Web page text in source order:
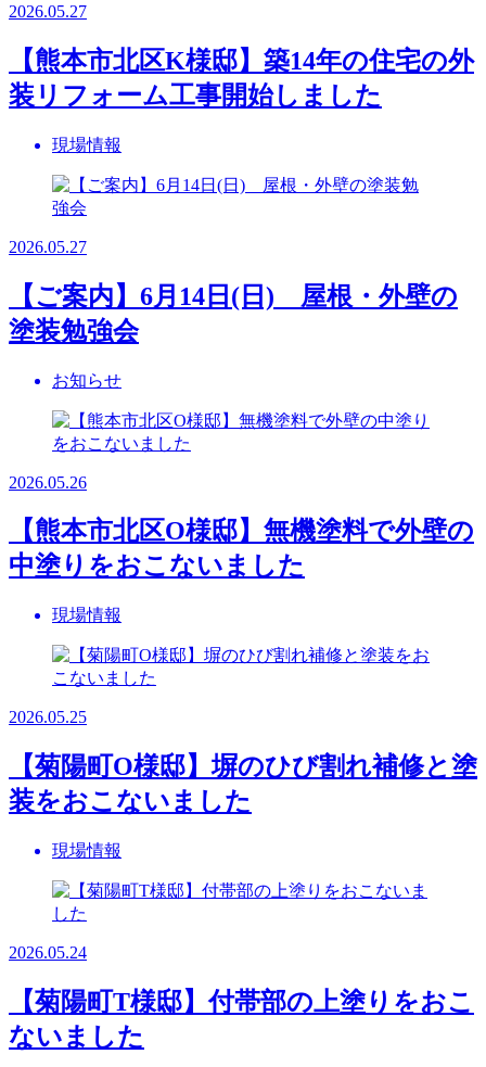
2026.05.27
【熊本市北区K様邸】築14年の住宅の外
装リフォーム工事開始しました
現場情報
2026.05.27
【ご案内】6月14日(日) 屋根・外壁の
塗装勉強会
お知らせ
2026.05.26
【熊本市北区O様邸】無機塗料で外壁の
中塗りをおこないました
現場情報
2026.05.25
【菊陽町O様邸】塀のひび割れ補修と塗
装をおこないました
現場情報
2026.05.24
【菊陽町T様邸】付帯部の上塗りをおこ
ないました